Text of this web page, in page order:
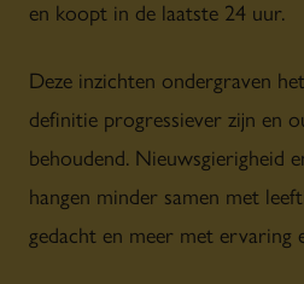
en koopt in de laatste 24 uur.
Deze inzichten ondergraven
definitie progressiever zijn en
behoudend. Nieuwsgierigheid
hangen minder samen met
gedacht en meer met ervaring